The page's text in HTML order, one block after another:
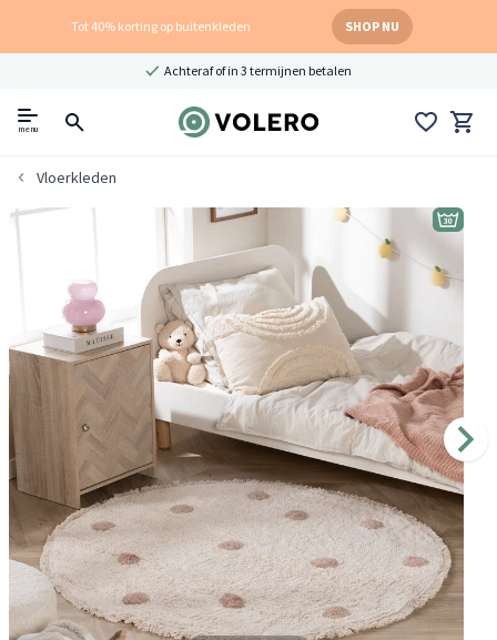
Tot 40% korting op buitenkleden SHOP NU
Achteraf of in 3 termijnen betalen
menu
Vloerkleden